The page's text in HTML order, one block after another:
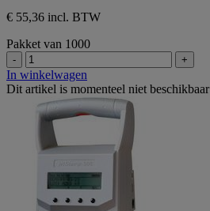
€ 55,36 incl. BTW
Pakket van 1000
- +
In winkelwagen
Dit artikel is momenteel niet beschikbaar